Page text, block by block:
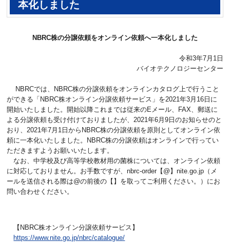
本化しました
NBRC株の分譲依頼をオンライン依頼へ一本化しました
令和3年7月1日
バイオテクノロジーセンター
NBRCでは、NBRC株の分譲依頼をオンラインカタログ上で行うこと
ができる「NBRC株オンライン分譲依頼サービス」を2021年3月16日に
開始いたしました。開始以降これまでは従来のEメール、FAX、郵送に
よる分譲依頼も受け付けておりましたが、2021年6月9日のお知らせのと
おり、2021年7月1日からNBRC株の分譲依頼を原則としてオンライン依
頼に一本化いたしました。NBRC株の分譲依頼はオンラインで行ってい
ただきますようお願いいたします。
なお、中学校及び高等学校教材用の菌株については、オンライン依頼
に対応しておりません。お手数ですが、nbrc-order【@】nite.go.jp（メ
ールを送信される際は@の前後の【】を取ってご利用ください。）にお
問い合わせください。
【NBRC株オンライン分譲依頼サービス】
https://www.nite.go.jp/nbrc/catalogue/